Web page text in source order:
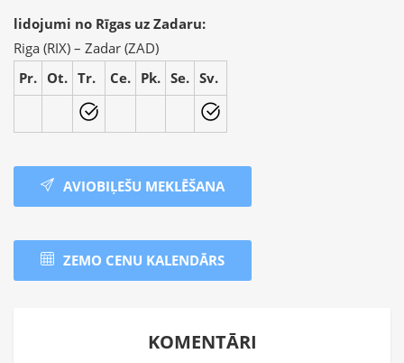
lidojumi no Rīgas uz Zadaru:
Riga (RIX) – Zadar (ZAD)
Pr. Ot. Tr. Ce. Pk. Se. Sv.
AVIOBIĻEŠU MEKLĒŠANA
ZEMO CENU KALENDĀRS
KOMENTĀRI